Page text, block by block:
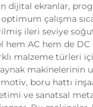
dijital ekranlar,
çalışma
ileri seviye
hem AC hem de
malzeme türleri
makinelerinin
boru hattı
ve sanatsal